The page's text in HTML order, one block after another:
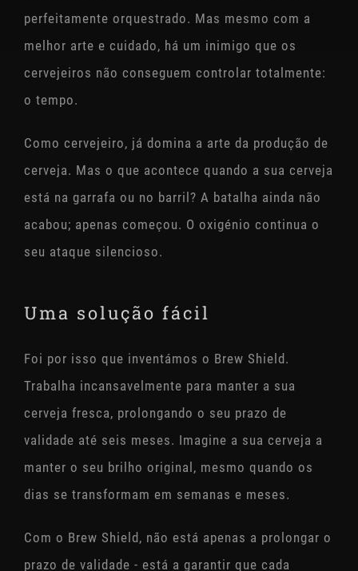
perfeitamente orquestrado. Mas mesmo com a
melhor arte e cuidado, há um inimigo que os
cervejeiros não conseguem controlar totalmente:
o tempo.
Como cervejeiro, já domina a arte da produção de
cerveja. Mas o que acontece quando a sua cerveja
está na garrafa ou no barril? A batalha ainda não
acabou; apenas começou. O oxigénio continua o
seu ataque silencioso.
Uma solução fácil
Foi por isso que inventámos o Brew Shield.
Trabalha incansavelmente para manter a sua
cerveja fresca, prolongando o seu prazo de
validade até seis meses. Imagine a sua cerveja a
manter o seu brilho original, mesmo quando os
dias se transformam em semanas e meses.
Com o Brew Shield, não está apenas a prolongar o
prazo de validade - está a garantir que cada